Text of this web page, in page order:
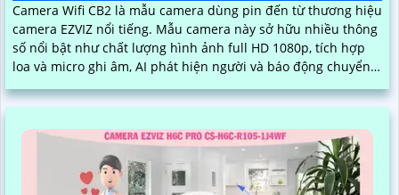
Camera Wifi CB2 là mẫu camera dùng pin đến từ thương hiệu
camera EZVIZ nổi tiếng. Mẫu camera này sở hữu nhiều thông
số nổi bật như chất lượng hình ảnh full HD 1080p, tích hợp
loa và micro ghi âm, AI phát hiện người và báo động chuyển